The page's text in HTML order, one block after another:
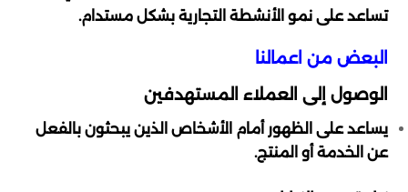
تساعد على نمو الأنشطة التجارية بشكل مستدام.
البعض من اعمالنا
الوصول إلى العملاء المستهدفين
يساعد على الظهور أمام الأشخاص الذين يبحثون بالفعل
عن الخدمة أو المنتج.